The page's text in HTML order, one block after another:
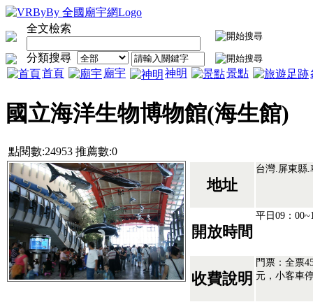
全文檢索
分類搜尋
首頁
廟宇 神明 景點
國立海洋生物博物館(海生館)
點閱數:24953 推薦數:0
地址
台灣.屏東縣
開放時間
平日09：
收費說明
門票：全票
元，小客車